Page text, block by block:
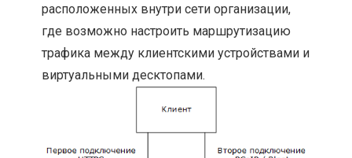
расположенных внутри сети организации,
где возможно настроить маршрутизацию
трафика между клиентскими устройствами и
виртуальными десктопами.